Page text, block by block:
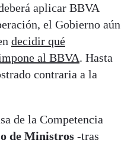
aplicar BBVA
el Gobierno aún
decidir qué
al BBVA. Hasta
contraria a la
de la Competencia
de Ministros -tras